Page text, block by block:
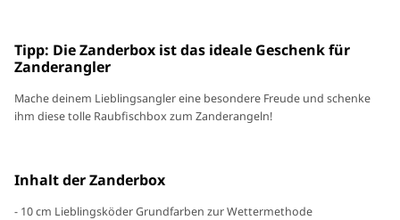
Tipp: Die Zanderbox ist das ideale Geschenk für
Zanderangler
Mache deinem Lieblingsangler eine besondere Freude und schenke
ihm diese tolle Raubfischbox zum Zanderangeln!
Inhalt der Zanderbox
- 10 cm Lieblingsköder Grundfarben zur Wettermethode